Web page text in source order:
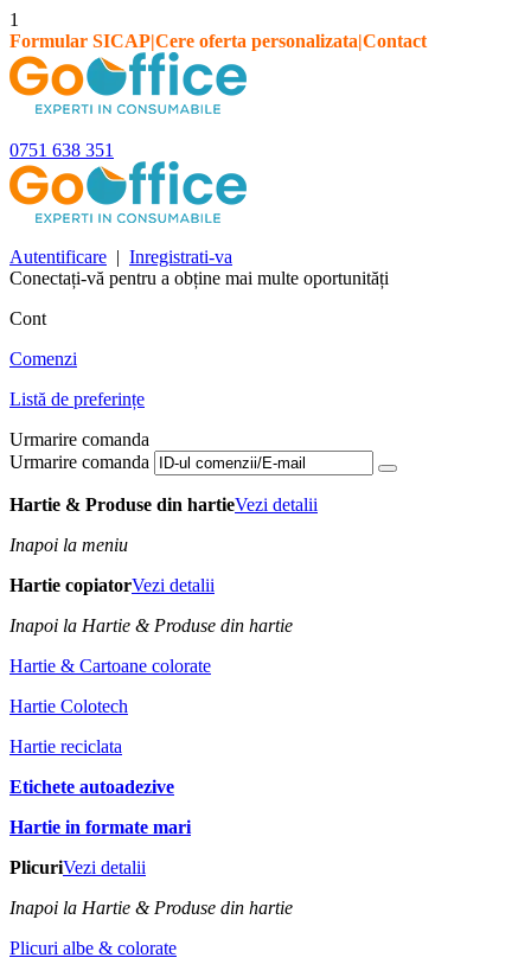
1
Formular SICAP|Cere oferta personalizata|Contact
0751 638 351
Autentificare | Inregistrati-va
Conectați-vă pentru a obține mai multe oportunități
Cont
Comenzi
Listă de preferințe
Urmarire comanda
Urmarire comanda
Hartie & Produse din hartieVezi detalii
Inapoi la meniu
Hartie copiatorVezi detalii
Inapoi la Hartie & Produse din hartie
Hartie & Cartoane colorate
Hartie Colotech
Hartie reciclata
Etichete autoadezive
Hartie in formate mari
PlicuriVezi detalii
Inapoi la Hartie & Produse din hartie
Plicuri albe & colorate